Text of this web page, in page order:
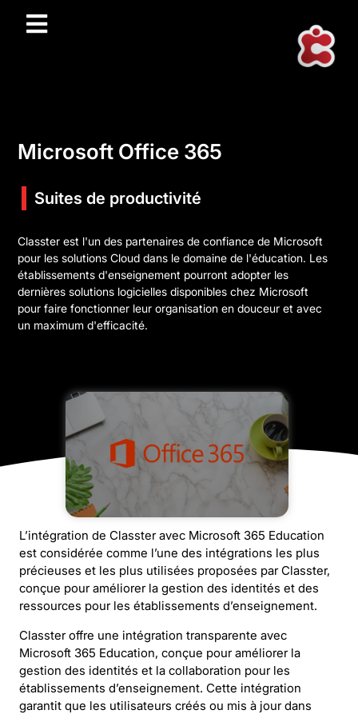
Microsoft Office 365
Suites de productivité
Classter est l'un des partenaires de confiance de Microsoft
pour les solutions Cloud dans le domaine de l'éducation. Les
établissements d'enseignement pourront adopter les
dernières solutions logicielles disponibles chez Microsoft
pour faire fonctionner leur organisation en douceur et avec
un maximum d'efficacité.
L’intégration de Classter avec Microsoft 365 Education
est considérée comme l’une des intégrations les plus
précieuses et les plus utilisées proposées par Classter,
conçue pour améliorer la gestion des identités et des
ressources pour les établissements d’enseignement.
Classter offre une intégration transparente avec
Microsoft 365 Education, conçue pour améliorer la
gestion des identités et la collaboration pour les
établissements d’enseignement. Cette intégration
garantit que les utilisateurs créés ou mis à jour dans